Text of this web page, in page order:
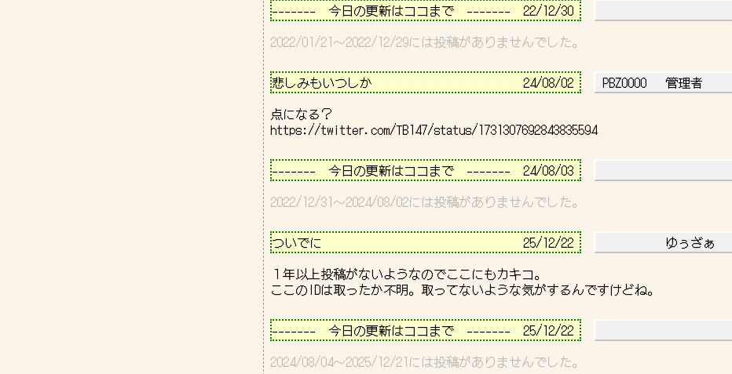
-------　今日の更新はココまで　-------  22/12/30
2022/01/21～2022/12/29には投稿がありませんでした。
悲しみもいつしか 24/08/02
PBZ0000   管理者
https://twitter.com/TB147/status/1731307692843835594
-------　今日の更新はココまで　-------  24/08/03
2022/12/31～2024/08/02には投稿がありませんでした。
ついでに 25/12/22
           ゆぅざぁ
１年以上投稿がないようなのでここにもカキコ。
-------　今日の更新はココまで　-------  25/12/22
2024/08/04～2025/12/21には投稿がありませんでした。